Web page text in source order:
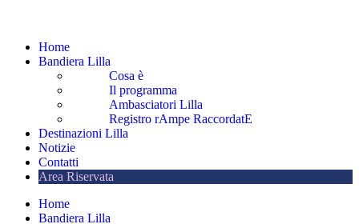
Home
Bandiera Lilla
Cosa è
Il programma
Ambasciatori Lilla
Registro rAmpe RaccordatE
Destinazioni Lilla
Notizie
Contatti
Area Riservata
Home
Bandiera Lilla